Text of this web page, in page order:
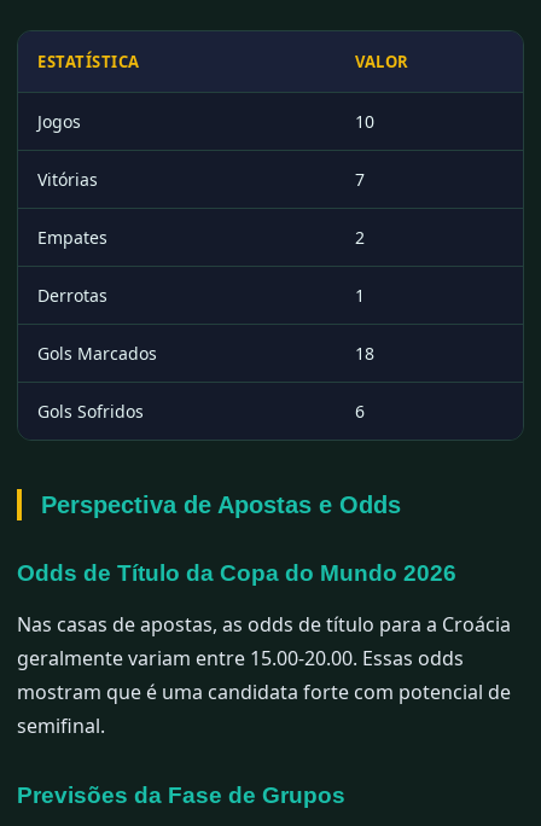
ESTATÍSTICA VALOR
Jogos 10
Vitórias 7
Empates 2
Derrotas 1
Gols Marcados 18
Gols Sofridos 6
Perspectiva de Apostas e Odds
Odds de Título da Copa do Mundo 2026
Nas casas de apostas, as odds de título para a Croácia
geralmente variam entre 15.00-20.00. Essas odds
mostram que é uma candidata forte com potencial de
semifinal.
Previsões da Fase de Grupos